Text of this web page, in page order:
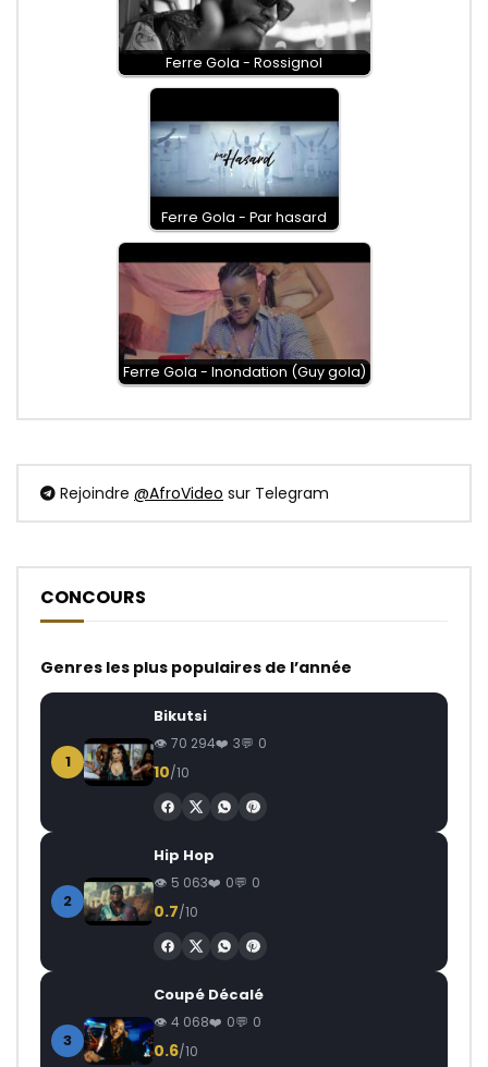
Ferre Gola - Rossignol
Ferre Gola - Par hasard
Ferre Gola - Inondation (Guy gola)
Rejoindre @AfroVideo sur Telegram
CONCOURS
Genres les plus populaires de l’année
1
Bikutsi
70 294 3 0
10/10
2
Hip Hop
5 063 0 0
0.7/10
3
Coupé Décalé
4 068 0 0
0.6/10